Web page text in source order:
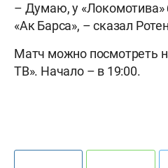
– Думаю, у
«Ак Барса», – сказал
Матч можно посмотреть
ТВ». Начало – в 19:00.